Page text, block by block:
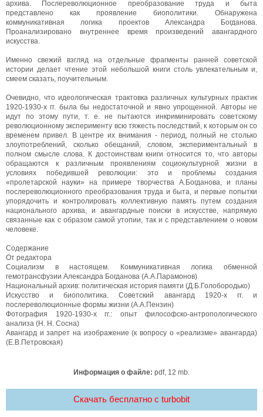
архива. Послереволюционное преобразование труда и быта
представлено как проявление биополитики. Обнаружена
коммуникативная логика проектов Александра Богданова.
Проанализировано внутреннее время произведений авангардного
искусства.
Именно свежий взгляд на отдельные фрагменты ранней советской
истории делает чтение этой небольшой книги столь увлекательным и,
смеем сказать, поучительным.
Очевидно, что идеологическая трактовка различных культурных практик
1920-1930-х гг. была бы недостаточной и явно упрощенной. Авторы не
идут по этому пути, т. е. не пытаются инкриминировать советскому
революционному эксперименту всю тяжесть последствий, к которым он со
временем привел. В центре их внимания - период, полный не столько
злоупотреблений, сколько обещаний, словом, экспериментальный в
полном смысле слова. К достоинствам книги относится то, что авторы
обращаются к различным проявлениям социокультурной жизни в
условиях победившей революции: это и проблемы создания
«пролетарской науки» на примере творчества А.Богданова, и планы
послереволюционного преобразования труда и быта, и первые попытки
упорядочить и контролировать коллективную память путем создания
национального архива, и авангардные поиски в искусстве, напрямую
связанные как с образом самой утопии, так и с представлением о новом
человеке.
Содержание
От редактора
Социализм в настоящем. Коммуникативная логика обменной
гемотрансфузии Александра Богданова (А.А.Парамонов)
Национальный архив: политическая история памяти (Д.Б.Голобородько)
Искусство и биополитика. Советский аванrард 1920-х гг. и
послереволюционные формы жизни (А.А.Пензин)
Фотография 1920-1930-x гг.: опыт философско-антропологического
анализа (Н. Н. Сосна)
Авангард и запрет на изображение (к вопросу о «реализме» аванrарда)
(Е.В.Петровская)
Информация о файле: pdf, 12 mb.
Скачать бесплатно c turbobit